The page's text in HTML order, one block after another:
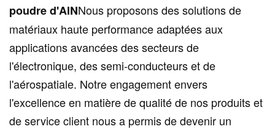
poudre d'AlNNous proposons des solutions de
matériaux haute performance adaptées aux
applications avancées des secteurs de
l'électronique, des semi-conducteurs et de
l'aérospatiale. Notre engagement envers
l'excellence en matière de qualité de nos produits et
de service client nous a permis de devenir un